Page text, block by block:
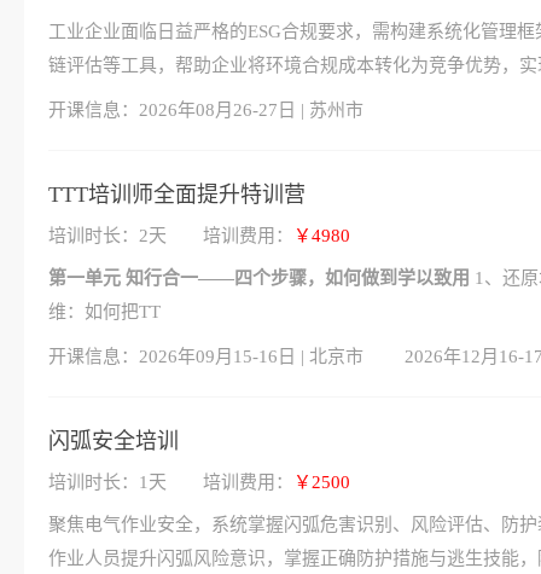
工业企业面临日益严格的ESG合规要求，需构建系统化管理
链评估等工具，帮助企业将环境合规成本转化为竞争优势，
开课信息： 2026年08月26-27日 | 苏州市
TTT培训师全面提升特训营
培训时长：2天 培训费用： ￥4980
第一单元 知行合一——四个步骤，如何做到学以致用 1、还
维：如何把TT
开课信息： 2026年09月15-16日 | 北京市 2026年12月16-
闪弧安全培训
培训时长：1天 培训费用： ￥2500
聚焦电气作业安全，系统掌握闪弧危害识别、风险评估、防
作业人员提升闪弧风险意识，掌握正确防护措施与逃生技能